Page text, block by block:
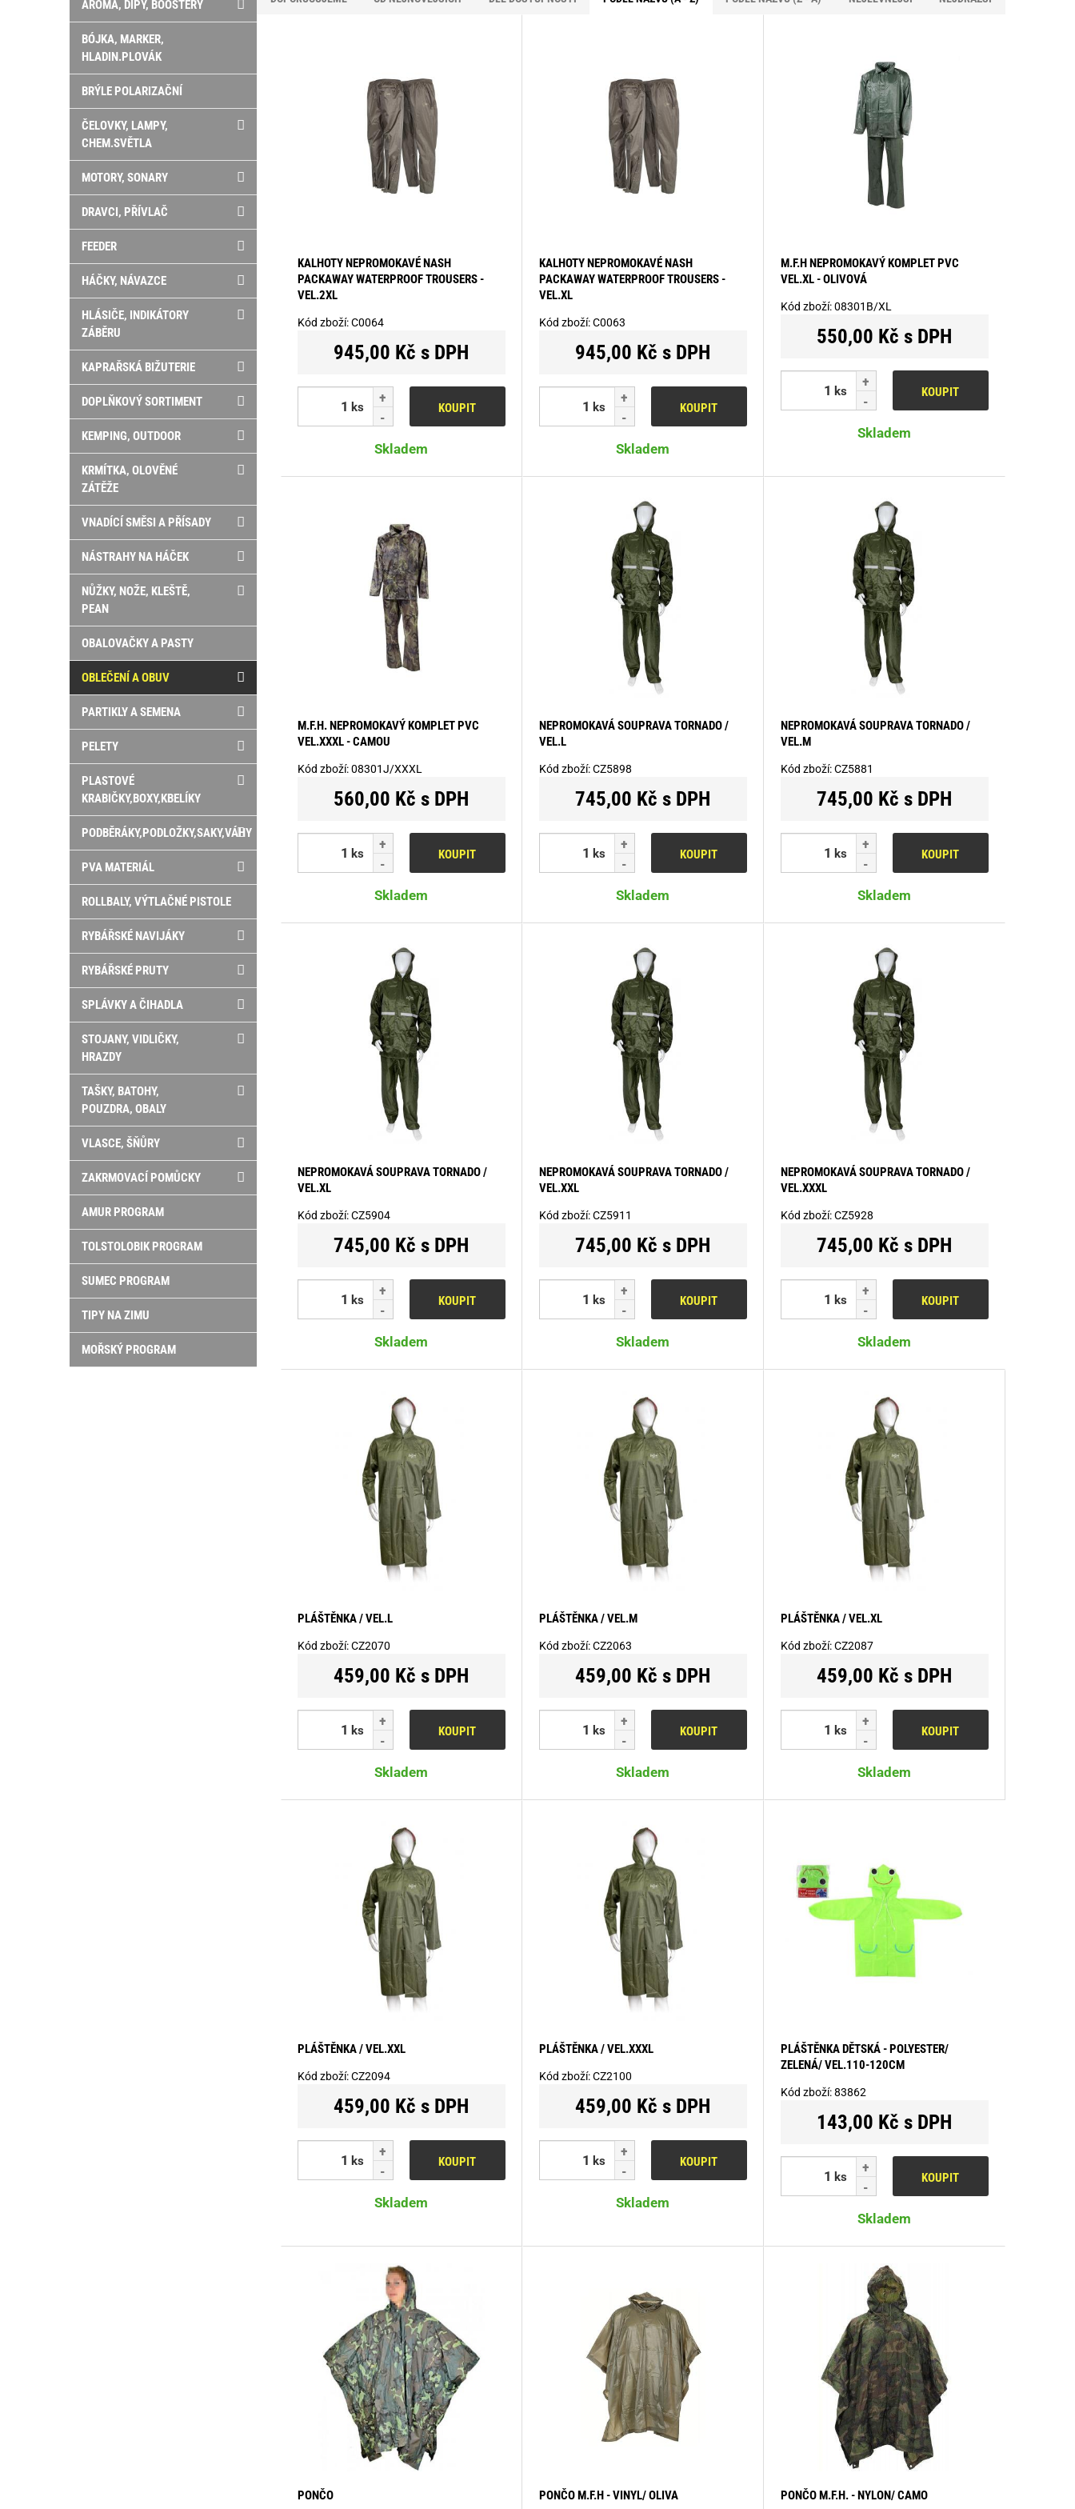
KALHOTY NEPROMOKAVÉ NASH
PACKAWAY WATERPROOF TROUSERS -
VEL.2XL
Kód zboží:C0064
945,00 Kč s DPH
ks KOUPIT
Skladem
KALHOTY NEPROMOKAVÉ NASH
PACKAWAY WATERPROOF TROUSERS -
VEL.XL
Kód zboží:C0063
945,00 Kč s DPH
ks KOUPIT
Skladem
M.F.H NEPROMOKAVÝ KOMPLET PVC
VEL.XL - OLIVOVÁ
Kód zboží:08301B/XL
550,00 Kč s DPH
ks KOUPIT
Skladem
M.F.H. NEPROMOKAVÝ KOMPLET PVC
VEL.XXXL - CAMOU
Kód zboží:08301J/XXXL
560,00 Kč s DPH
ks KOUPIT
Skladem
NEPROMOKAVÁ SOUPRAVA TORNADO /
VEL.L
Kód zboží:CZ5898
745,00 Kč s DPH
ks KOUPIT
Skladem
NEPROMOKAVÁ SOUPRAVA TORNADO /
VEL.M
Kód zboží:CZ5881
745,00 Kč s DPH
ks KOUPIT
Skladem
NEPROMOKAVÁ SOUPRAVA TORNADO /
VEL.XL
Kód zboží:CZ5904
745,00 Kč s DPH
ks KOUPIT
Skladem
NEPROMOKAVÁ SOUPRAVA TORNADO /
VEL.XXL
Kód zboží:CZ5911
745,00 Kč s DPH
ks KOUPIT
Skladem
NEPROMOKAVÁ SOUPRAVA TORNADO /
VEL.XXXL
Kód zboží:CZ5928
745,00 Kč s DPH
ks KOUPIT
Skladem
PLÁŠTĚNKA / VEL.L
Kód zboží:CZ2070
459,00 Kč s DPH
ks KOUPIT
Skladem
PLÁŠTĚNKA / VEL.M
Kód zboží:CZ2063
459,00 Kč s DPH
ks KOUPIT
Skladem
PLÁŠTĚNKA / VEL.XL
Kód zboží:CZ2087
459,00 Kč s DPH
ks KOUPIT
Skladem
PLÁŠTĚNKA / VEL.XXL
Kód zboží:CZ2094
459,00 Kč s DPH
ks KOUPIT
Skladem
PLÁŠTĚNKA / VEL.XXXL
Kód zboží:CZ2100
459,00 Kč s DPH
ks KOUPIT
Skladem
PLÁŠTĚNKA DĚTSKÁ - POLYESTER/
ZELENÁ/ VEL.110-120CM
Kód zboží:83862
143,00 Kč s DPH
ks KOUPIT
Skladem
PONČO PONČO M.F.H - VINYL/ OLIVA PONČO M.F.H. - NYLON/ CAMO
AROMA, DIPY, BOOSTERY
BÓJKA, MARKER,
HLADIN.PLOVÁK
BRÝLE POLARIZAČNÍ
ČELOVKY, LAMPY,
CHEM.SVĚTLA
MOTORY, SONARY
DRAVCI, PŘÍVLAČ
FEEDER
HÁČKY, NÁVAZCE
HLÁSIČE, INDIKÁTORY
ZÁBĚRU
KAPRAŘSKÁ BIŽUTERIE
DOPLŇKOVÝ SORTIMENT
KEMPING, OUTDOOR
KRMÍTKA, OLOVĚNÉ
ZÁTĚŽE
VNADÍCÍ SMĚSI A PŘÍSADY
NÁSTRAHY NA HÁČEK
NŮŽKY, NOŽE, KLEŠTĚ,
PEAN
OBALOVAČKY A PASTY
OBLEČENÍ A OBUV
PARTIKLY A SEMENA
PELETY
PLASTOVÉ
KRABIČKY,BOXY,KBELÍKY
PODBĚRÁKY,PODLOŽKY,SAKY,VÁHY
PVA MATERIÁL
ROLLBALY, VÝTLAČNÉ PISTOLE
RYBÁŘSKÉ NAVIJÁKY
RYBÁŘSKÉ PRUTY
SPLÁVKY A ČIHADLA
STOJANY, VIDLIČKY,
HRAZDY
TAŠKY, BATOHY,
POUZDRA, OBALY
VLASCE, ŠŇŮRY
ZAKRMOVACÍ POMŮCKY
AMUR PROGRAM
TOLSTOLOBIK PROGRAM
SUMEC PROGRAM
TIPY NA ZIMU
MOŘSKÝ PROGRAM